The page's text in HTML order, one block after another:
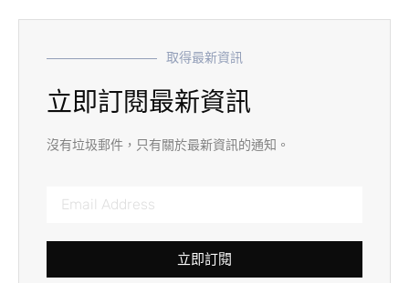
取得最新資訊
立即訂閱最新資訊
沒有垃圾郵件，只有關於最新資訊的通知。
立即訂閱